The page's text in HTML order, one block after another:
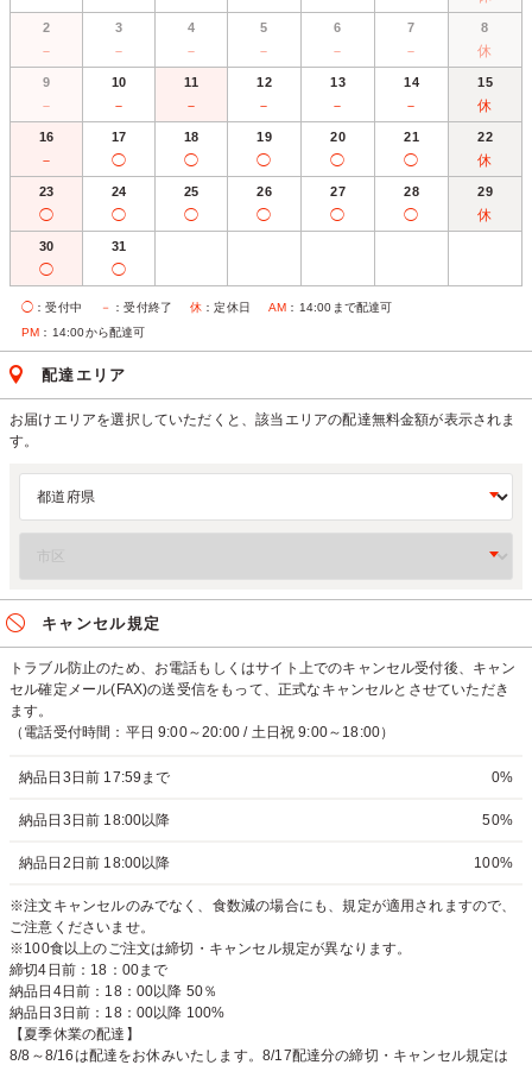
2
－
3
－
4
－
5
－
6
－
7
－
8
休
9
－
10
－
11
－
12
－
13
－
14
－
15
休
16
－
17
◯
18
◯
19
◯
20
◯
21
◯
22
休
23
◯
24
◯
25
◯
26
◯
27
◯
28
◯
29
休
30
◯
31
◯
◯ ：受付中 － ：受付終了 休 ：定休日 AM ：14:00まで配達可
PM ：14:00から配達可
配達エリア
お届けエリアを選択していただくと、該当エリアの配達無料金額が表示されま
す。
キャンセル規定
トラブル防止のため、お電話もしくはサイト上でのキャンセル受付後、キャン
セル確定メール(FAX)の送受信をもって、正式なキャンセルとさせていただき
ます。
（電話受付時間：平日 9:00～20:00 / 土日祝 9:00～18:00）
納品日3日前 17:59まで 0%
納品日3日前 18:00以降 50%
納品日2日前 18:00以降 100%
※注文キャンセルのみでなく、食数減の場合にも、規定が適用されますので、
ご注意くださいませ。
※100食以上のご注文は締切・キャンセル規定が異なります。
締切4日前：18：00まで
納品日4日前：18：00以降 50％
納品日3日前：18：00以降 100%
【夏季休業の配達】
8/8～8/16は配達をお休みいたします。8/17配達分の締切・キャンセル規定は